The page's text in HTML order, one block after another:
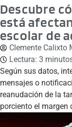
Descubre
está
escolar de
Clemente Calixto
Lectura: 3
Según sus datos,
mensajes o
reanudación de la
porciento el margen